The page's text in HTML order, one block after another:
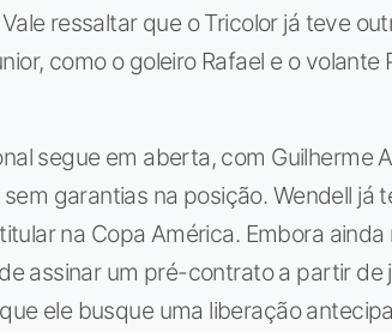
ressaltar que o Tricolor já teve
como o goleiro Rafael e o volante
segue em aberta, com Guilherme
garantias na posição. Wendell já
na Copa América. Embora ainda
assinar um pré-contrato a partir de
ele busque uma liberação